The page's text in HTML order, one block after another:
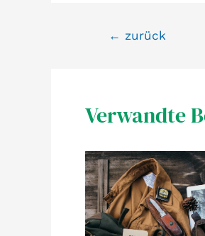
Beitragsnavigation
← zurück
Verwandte